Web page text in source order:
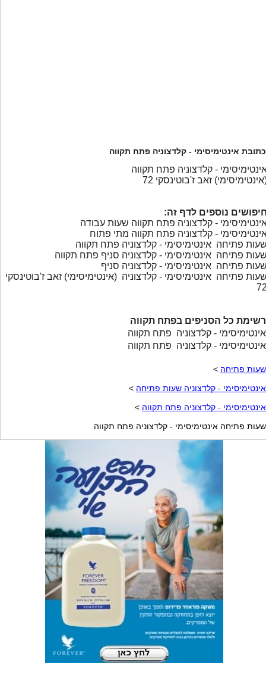
כתובת אינטימיסימי - קלדצוניה פתח תקווה
- קלדצוניה פתח תקווה
זאב ז'בוטינסקי 72
נוספים לדף זה:
- קלדצוניה פתח תקווה שעות עבודה
- קלדצוניה פתח תקווה מתי פתוח
פתיחה אינטימיסימי - קלדצוניה פתח תקווה
פתיחה אינטימיסימי - קלדצוניה סניף פתח תקווה
פתיחה אינטימיסימי - קלדצוניה סניף
פתיחה אינטימיסימי - קלדצוניה (אינטימיסימי) זאב ז'בוטינסקי
רשימת כל הסניפים בפתח תקווה
אינטימיסימי - קלדצוניה פתח תקווה
אינטימיסימי - קלדצוניה פתח תקווה
שעות פתיחה >
אינטימיסימי - קלדצוניה שעות פתיחה >
אינטימיסימי - קלדצוניה פתח תקווה >
שעות פתיחה אינטימיסימי - קלדצוניה פתח תקווה